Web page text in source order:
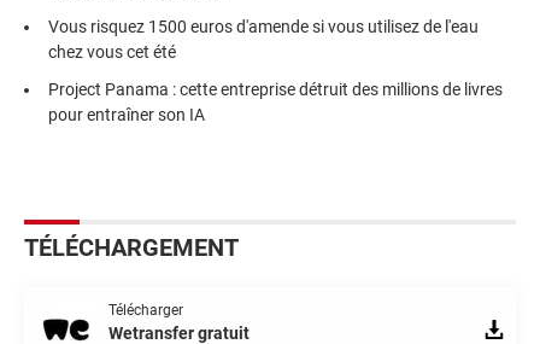
Vous risquez 1500 euros d'amende si vous utilisez de l'eau
chez vous cet été
Project Panama : cette entreprise détruit des millions de livres
pour entraîner son IA
TÉLÉCHARGEMENT
Télécharger
Wetransfer gratuit